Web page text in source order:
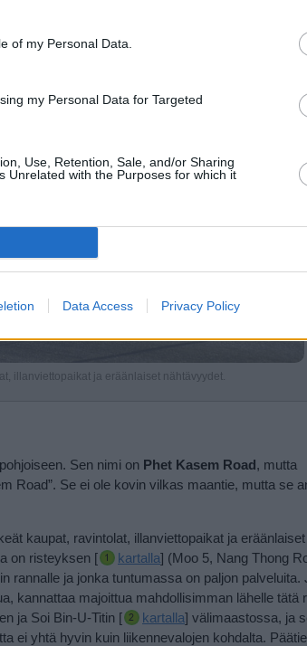
of my Personal Data.
my Personal Data for Targeted
Use, Retention, Sale, and/or Sharing
Unrelated with the Purposes for which it
Data Access Privacy Policy
illanviettopaikat ja eräänlaiset nähtävyydet.
Sen nimi on Phet Kasem Road, mutta
Road”. Se ei ole kovin vilkas maantie, mutta se
kaupat, ravintolat, illanviettopaikat ja eräänlaiset
on risteyksen [
kartalla] (Moo 5, Nang Thong
rannalle ja jonka tuntumassa on paljon palveluita.
kannattaa majoittua mahdollisimman lähelle tätä
ja Soi Bin-U-Titin [
kartalla] välimaastossa, ja
ei yhtä hyvin kuin liikennevalojen kohdalta.